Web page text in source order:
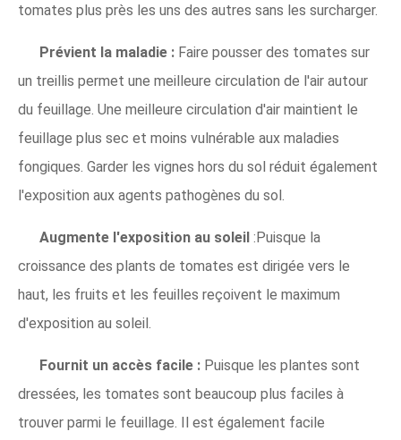
tomates plus près les uns des autres sans les surcharger.
Prévient la maladie : Faire pousser des tomates sur
un treillis permet une meilleure circulation de l'air autour
du feuillage. Une meilleure circulation d'air maintient le
feuillage plus sec et moins vulnérable aux maladies
fongiques. Garder les vignes hors du sol réduit également
l'exposition aux agents pathogènes du sol.
Augmente l'exposition au soleil :Puisque la
croissance des plants de tomates est dirigée vers le
haut, les fruits et les feuilles reçoivent le maximum
d'exposition au soleil.
Fournit un accès facile : Puisque les plantes sont
dressées, les tomates sont beaucoup plus faciles à
trouver parmi le feuillage. Il est également facile